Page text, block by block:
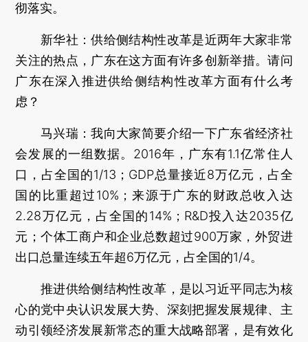
彻落实。
新华社：供给侧结构性改革是近两年大家非常
关注的热点，广东在这方面有许多创新举措。请问
广东在深入推进供给侧结构性改革方面有什么考
虑？
马兴瑞：我向大家简要介绍一下广东省经济社
会发展的一组数据。2016年，广东有1.1亿常住人
口，占全国的1/13；GDP总量接近8万亿元，占全
国的比重超过10%；来源于广东的财政总收入达
2.28万亿元，占全国的14%；R&D投入达2035亿
元；个体工商户和企业总数超过900万家，外贸进
出口总量连续五年超6万亿元，占全国的1/4。
推进供给侧结构性改革，是以习近平同志为核
心的党中央认识发展大势、深刻把握发展规律、主
动引领经济发展新常态的重大战略部署，是有效化